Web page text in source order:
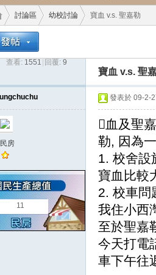
討論區
›
幼校討論 寶血 v.s. 聖嘉勒
查看: 1551 回覆: 9
寶血 v.s. 聖
民房
11
發表於 09-2-
血及聖
勒, 因為
1. 校舍設
寶血比較
2. 校車問
我住小西
至於聖嘉
今天打電
車下午往